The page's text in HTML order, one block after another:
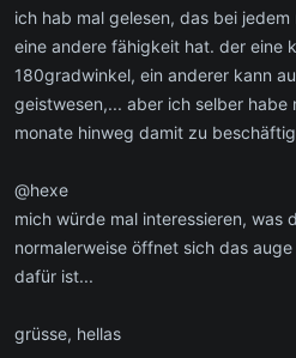
ich hab mal gelesen, das bei
eine andere fähigkeit hat. der eine
180gradwinkel, ein anderer kann
geistwesen,... aber ich selber
monate hinweg damit zu
@hexe
mich würde mal interessieren, was
normalerweise öffnet sich das
dafür ist...
grüsse, hellas